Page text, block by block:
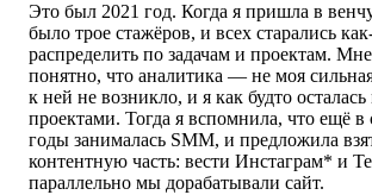
Это был 2021 год. Когда я пришла в
было трое стажёров, и всех старались
распределить по задачам и проектам.
понятно, что аналитика — не моя
к ней не возникло, и я как будто
проектами. Тогда я вспомнила, что ещё в
годы занималась SMM, и предложила
контентную часть: вести Инстаграм* и
параллельно мы дорабатывали сайт.